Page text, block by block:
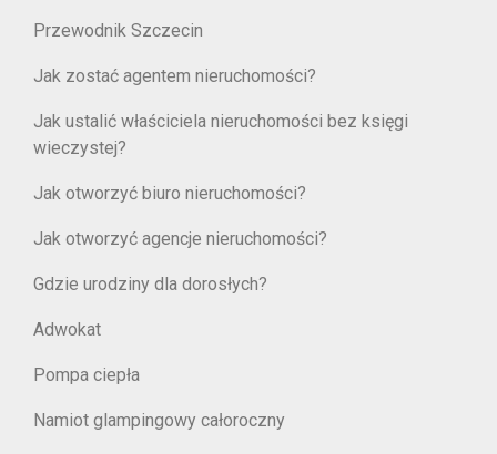
Przewodnik Szczecin
Jak zostać agentem nieruchomości?
Jak ustalić właściciela nieruchomości bez księgi
wieczystej?
Jak otworzyć biuro nieruchomości?
Jak otworzyć agencje nieruchomości?
Gdzie urodziny dla dorosłych?
Adwokat
Pompa ciepła
Namiot glampingowy całoroczny